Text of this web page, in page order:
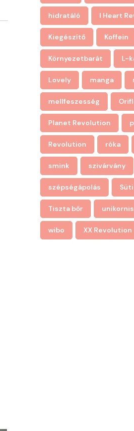
hidratáló I Heart
Kiegészítő Koffein
Környezetbarát L-
Lovely manga
mellfeszesség
Planet Revolution
Revolution róka
smink szivárvány
szépségápolás Süti
Tiszta bőr unikornis
wibo XX Revolution